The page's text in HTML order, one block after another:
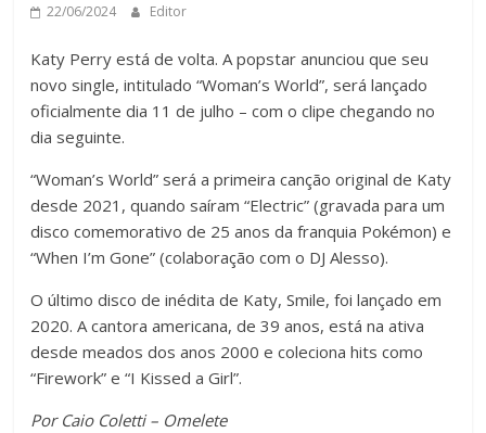
22/06/2024 Editor
Katy Perry está de volta. A popstar anunciou que seu
novo single, intitulado “Woman’s World”, será lançado
oficialmente dia 11 de julho – com o clipe chegando no
dia seguinte.
“Woman’s World” será a primeira canção original de Katy
desde 2021, quando saíram “Electric” (gravada para um
disco comemorativo de 25 anos da franquia Pokémon) e
“When I’m Gone” (colaboração com o DJ Alesso).
O último disco de inédita de Katy, Smile, foi lançado em
2020. A cantora americana, de 39 anos, está na ativa
desde meados dos anos 2000 e coleciona hits como
“Firework” e “I Kissed a Girl”.
Por Caio Coletti – Omelete